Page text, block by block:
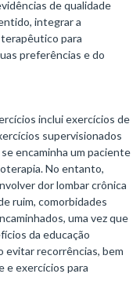
de qualidade
integrar a
para
preferências e do
inclui exercícios de
supervisionados
encaminha um paciente
No entanto,
dor lombar crônica
ruim, comorbidades
uma vez que
da educação
evitar recorrências, bem
e exercícios para